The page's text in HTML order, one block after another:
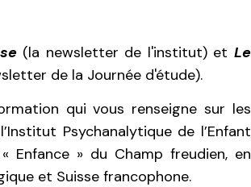
(la newsletter de l'institut) etLe
de la Journée d'étude).
qui vous renseigne sur les
Psychanalytique de l’Enfant
Enfance » du Champ freudien, en
et Suisse francophone.